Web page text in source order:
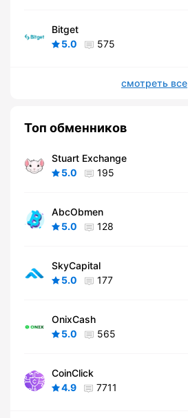
Bitget
5.0
575
смотреть все
Топ обменников
Stuart Exchange
5.0
195
AbcObmen
5.0
128
SkyCapital
5.0
177
OnixCash
5.0
565
CoinClick
4.9
7711